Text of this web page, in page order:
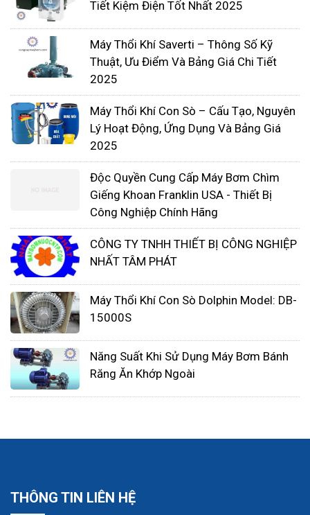
ứng được các yêu cầu như:
Chọn mua máy thổi khí chính hãng nhập khẩu
từ các thương hiệu có uy tín
Sản phẩm máy thổi khí phải có nguồn gốc,
xuất xứ rõ ràng
Không mua các sản phẩm trôi nổi trên thị
trường vì dễ mua máy thổi khí giả, kém chất
lượng
Chọn nhà cung cấp máy thổi khí uy tín,
chuyên nghiệp với đầy đủ chế độ bảo hành,
chăm sóc khách hàng
Giá thành sản phẩm hợp lý
Tiết Kiệm Điện Tốt Nhất 2025
Máy Thổi Khí Saverti – Thông Số Kỹ
Thuật, Ưu Điểm Và Bảng Giá Chi Tiết
2025
Máy Thổi Khí Con Sò – Cấu Tạo, Nguyên
Lý Hoạt Động, Ứng Dụng Và Bảng Giá
2025
Độc Quyền Cung Cấp Máy Bơm Chìm
Giếng Khoan Franklin USA - Thiết Bị
Công Nghiệp Chính Hãng
CÔNG TY TNHH THIẾT BỊ CÔNG NGHIỆP
NHẤT TÂM PHÁT
Máy Thổi Khí Con Sò Dolphin Model: DB-
15000S
Năng Suất Khi Sử Dụng Máy Bơm Bánh
Răng Ăn Khớp Ngoài
THÔNG TIN LIÊN HỆ